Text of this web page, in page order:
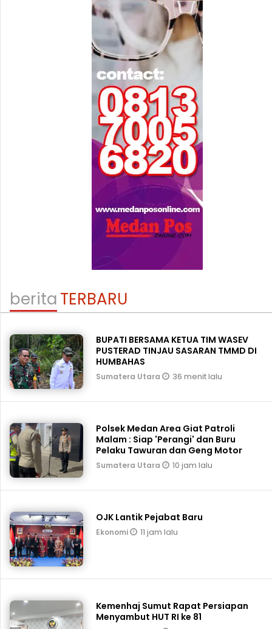
beritaTERBARU
BUPATI BERSAMA KETUA TIM WASEV
PUSTERAD TINJAU SASARAN TMMD DI
HUMBAHAS
Sumatera Utara 36 menit lalu
Polsek Medan Area Giat Patroli
Malam : Siap 'Perangi' dan Buru
Pelaku Tawuran dan Geng Motor
Sumatera Utara 10 jam lalu
OJK Lantik Pejabat Baru
Ekonomi 11 jam lalu
Kemenhaj Sumut Rapat Persiapan
Menyambut HUT RI ke 81